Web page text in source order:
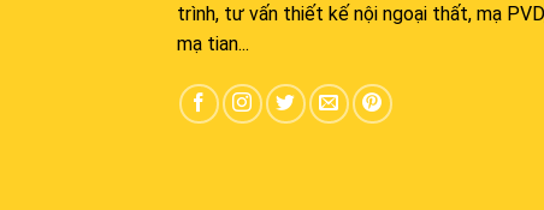
trình, tư vấn thiết kế nội ngoại thất, mạ
mạ tian...